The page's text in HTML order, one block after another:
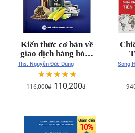
Kiến thức cơ bản về
giao dịch hàng hóa -
Những điều cần biết
về giao dịch hàng
hóa phái sinh
Ths. Nguyễn Đức Dũng
116,000đ 110,200đ
Song
10%